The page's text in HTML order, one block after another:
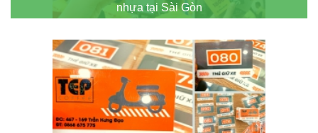
nhựa tại Sài Gòn